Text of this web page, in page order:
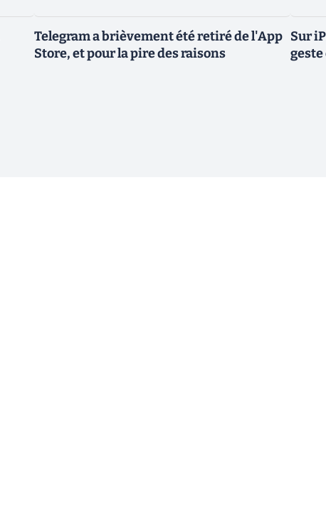
Telegram a brièvement été retiré de l'App
Store, et pour la pire des raisons
Sur